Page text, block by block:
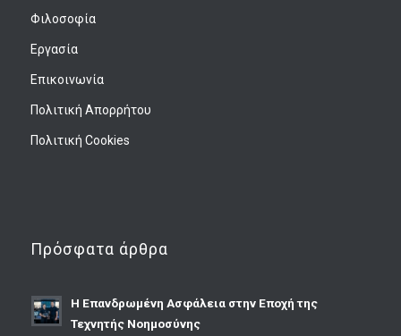
Φιλοσοφία
Εργασία
Επικοινωνία
Πολιτική Απορρήτου
Πολιτική Cookies
Πρόσφατα άρθρα
Η Επανδρωμένη Ασφάλεια στην Εποχή της
Τεχνητής Νοημοσύνης